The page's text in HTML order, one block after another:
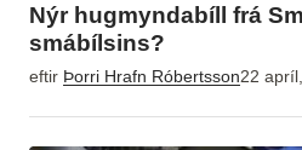
Nýr hugmyndabíll frá
smábílsins?
eftir Þorri Hrafn Róbertsson22